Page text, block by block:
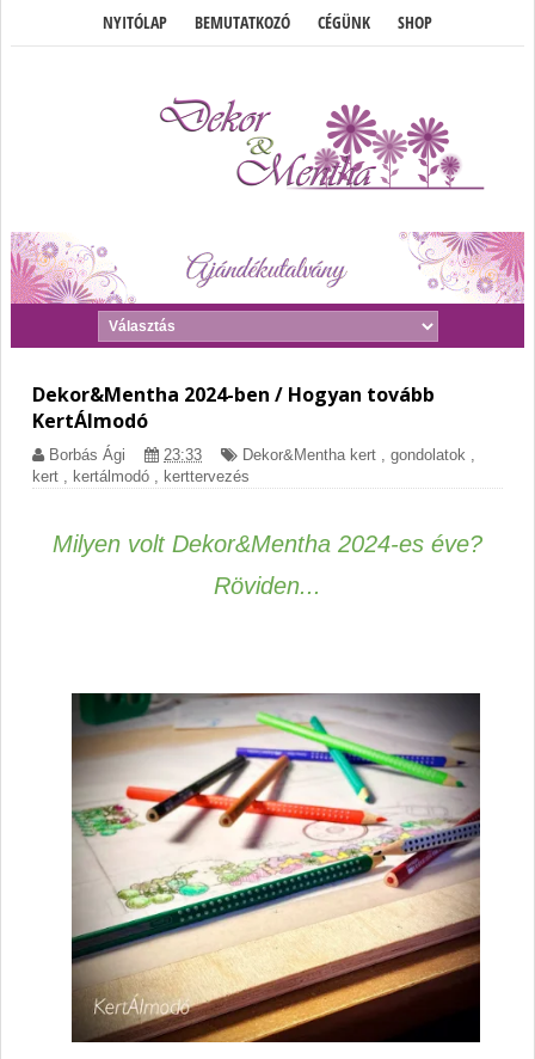
NYITÓLAP BEMUTATKOZÓ CÉGÜNK SHOP
Dekor&Mentha 2024-ben / Hogyan tovább
KertÁlmodó
Borbás Ági 23:33 Dekor&Mentha kert , gondolatok ,
kert , kertálmodó , kerttervezés
Milyen volt Dekor&Mentha 2024-es éve?
Röviden...